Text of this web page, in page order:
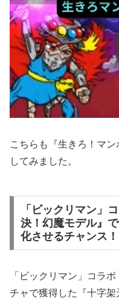
こちらも『生きろ！マ
してみました。
「ビックリマン」
決！幻魔モデル』
化させるチャンス！
「ビックリマン」コラ
チャで獲得した『十字